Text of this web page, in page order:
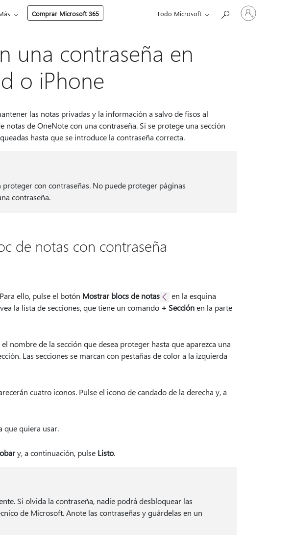
Comprar Microsoft 365 Todo Microsoft
Iniciar
sesión
una contraseña en
o iPhone
las notas privadas y la información a salvo de fisos al
notas de OneNote con una contraseña. Si se protege una sección
hasta que se introduce la contraseña correcta.
con contraseñas. No puede proteger páginas
contraseña.
de notas con contraseña
ello, pulse el botón Mostrar blocs de notas
en la esquina
la lista de secciones, que tiene un comando + Secciónen la parte
nombre de la sección que desea proteger hasta que aparezca una
Las secciones se marcan con pestañas de color a la izquierda
cuatro iconos. Pulse el icono de candado de la derecha y, a
que quiera usar.
y, a continuación, pulse Listo.
Si olvida la contraseña, nadie podrá desbloquear las
de Microsoft. Anote las contraseñas y guárdelas en un